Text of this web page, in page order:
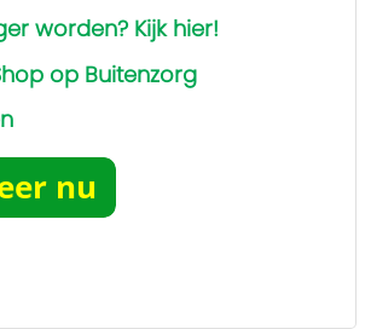
worden? Kijk hier!
op Buitenzorg